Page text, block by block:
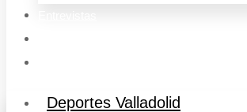
Deportes Valladolid